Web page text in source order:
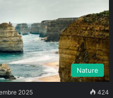
Nature
2025 424